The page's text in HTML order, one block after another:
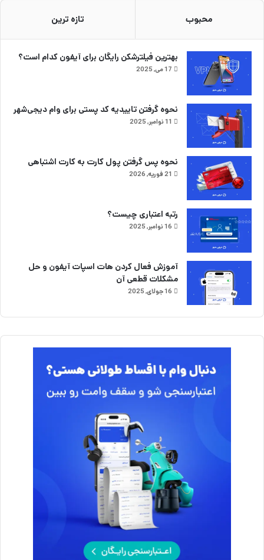
محبوب تازه ترین
بهترین فیلترشکن رایگان برای آیفون کدام است؟
17 می, 2025
نحوه گرفتن تاییدیه کد پستی برای وام دیجی‌شهر
11 نوامبر, 2025
نحوه پس گرفتن پول کارت به کارت اشتباهی
21 فوریه, 2026
رتبه اعتباری چیست؟
16 نوامبر, 2025
آموزش فعال کردن هات اسپات آیفون و حل
مشکلات قطعی آن
16 جولای, 2025